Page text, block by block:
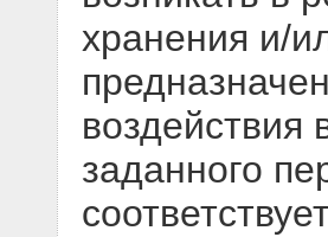
хранения и/
воздействия
заданного